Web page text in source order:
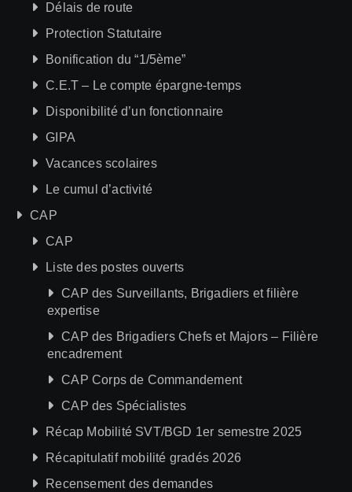
Délais de route
Protection Statutaire
Bonification du “1/5ème”
C.E.T – Le compte épargne-temps
Disponibilité d’un fonctionnaire
GIPA
Vacances scolaires
Le cumul d’activité
CAP
CAP
Liste des postes ouverts
CAP des Surveillants, Brigadiers et filière
expertise
CAP des Brigadiers Chefs et Majors – Filière
encadrement
CAP Corps de Commandement
CAP des Spécialistes
Récap Mobilité SVT/BGD 1er semestre 2025
Récapitulatif mobilité gradés 2026
Recensement des demandes